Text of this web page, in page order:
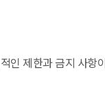
인 제한과 금지 사항